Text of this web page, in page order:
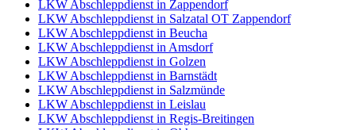
LKW Abschleppdienst in Zappendorf
LKW Abschleppdienst in Salzatal OT Zappendorf
LKW Abschleppdienst in Beucha
LKW Abschleppdienst in Amsdorf
LKW Abschleppdienst in Golzen
LKW Abschleppdienst in Barnstädt
LKW Abschleppdienst in Salzmünde
LKW Abschleppdienst in Leislau
LKW Abschleppdienst in Regis-Breitingen